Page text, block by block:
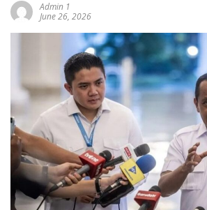
Admin 1
June 26, 2026